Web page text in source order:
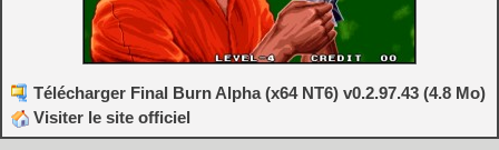
Télécharger Final Burn Alpha (x64 NT6) v0.2.97.43 (4.8 Mo)
Visiter le site officiel